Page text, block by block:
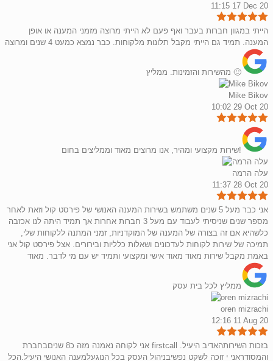
11:15 17 Dec 20
הייתי במגוון חברות בעבר ואף פעם לא הייתי מרוצה מזמני המענה או אופן
המענה. תמיד גם הייתי מקבל תלונות מלקוחות. כבר נמצא כמעט 4 שנים ומרוצה
מהשירות והזמינות. ממליץ 🙂
Mike Bikov
10:02 29 Oct 20
שירות מקצועי ומהיר, אנו מרוצים מאוד וממליצים בחום!
עלה הרמה
11:37 28 Oct 20
אני כבר מעל 5 שנים משתמש בשירות המענה האנושי של פירסט קול וזאת לאחר
מספר שנים שניסיתי לעבוד עם מעל 3 חברות אחרות אך תמיד היתה לנו אכזבה
כלשהיא אם זה בצורה של המענה של המוקדניות, זמני המתנה ללקוחות שלי,
תמיכה של שירות לקוחות לעדכונים ושאלות כלליות ובירורים. אצל פירסט קול אני
באמת מקבל שירות מאוד מאוד אישי ומקצועי ותמיד יש עם מי לדבר. מאוד
ממליץ לכל בית עסק
oren mizrachi
12:16 11 Aug 20
אני לקוחה נאמנה מזה כ8 שניםבחברת firstcall .בזכות השירותהאדיב היעיל
והמסודראני י זוכה לשקט נפשיבניהול העסק בכל הנוגעלמענה האנושי היעיל.הכל